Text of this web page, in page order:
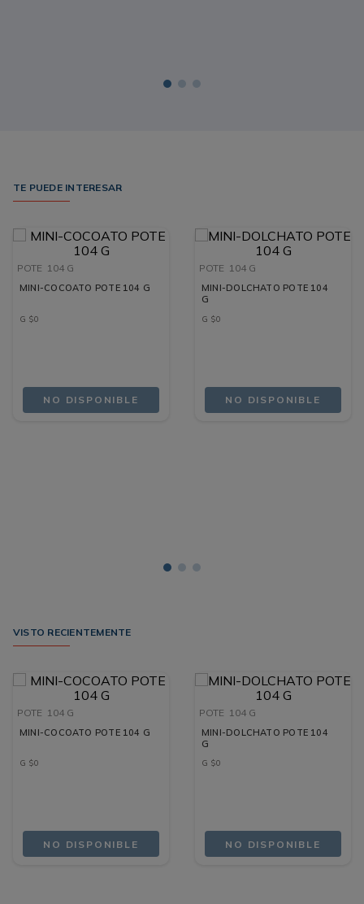
TE PUEDE INTERESAR
POTE 104 G
MINI-COCOATO POTE 104 G
G $0
NO DISPONIBLE
POTE 104 G
MINI-DOLCHATO POTE 104
G
G $0
NO DISPONIBLE
VISTO RECIENTEMENTE
POTE 104 G
MINI-COCOATO POTE 104 G
G $0
NO DISPONIBLE
POTE 104 G
MINI-DOLCHATO POTE 104
G
G $0
NO DISPONIBLE